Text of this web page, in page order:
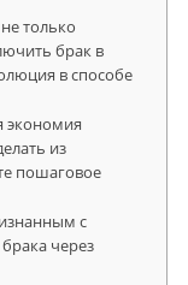
только
брак в
в способе
экономия
из
пошаговое
с
через